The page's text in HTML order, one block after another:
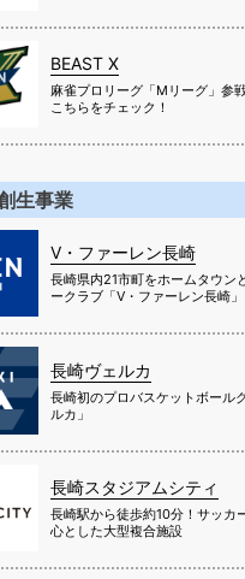
BEAST X
麻雀プロリーグ「Mリーグ」参
こちらをチェック！
生事業
V・ファーレン長崎
長崎県内21市町をホームタウン
ークラブ「V・ファーレン長崎」
長崎ヴェルカ
長崎初のプロバスケットボール
ルカ」
長崎スタジアムシティ
長崎駅から徒歩約10分！サッカ
心とした大型複合施設